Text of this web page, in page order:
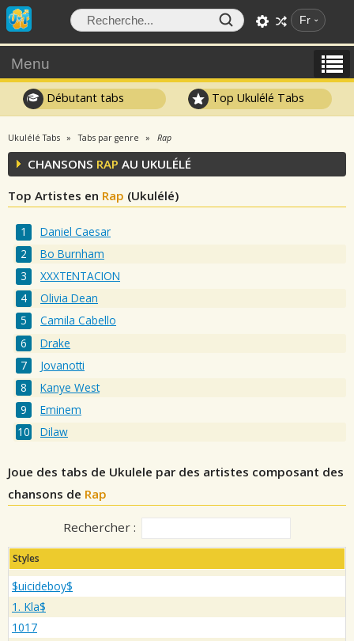
Fr
Menu
Débutant tabs Top Ukulélé Tabs
Ukulélé Tabs Tabs par genre Rap
CHANSONS RAP AU UKULÉLÉ
Top Artistes en Rap (Ukulélé)
Daniel Caesar
Bo Burnham
XXXTENTACION
Olivia Dean
Camila Cabello
Drake
Jovanotti
Kanye West
Eminem
Dilaw
Joue des tabs de Ukulele par des artistes composant des
chansons de Rap
Rechercher :
Styles
$uicideboy$
1. Kla$
1017